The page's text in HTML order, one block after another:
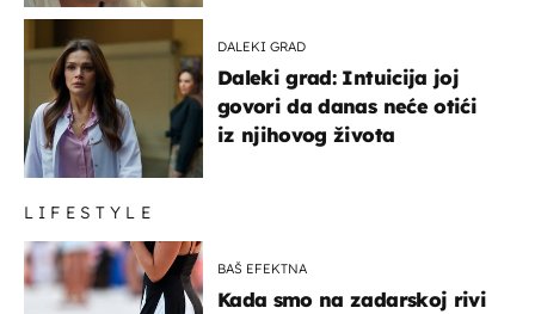
DALEKI GRAD
Daleki grad: Intuicija joj
govori da danas neće otići
iz njihovog života
LIFESTYLE
BAŠ EFEKTNA
Kada smo na zadarskoj rivi